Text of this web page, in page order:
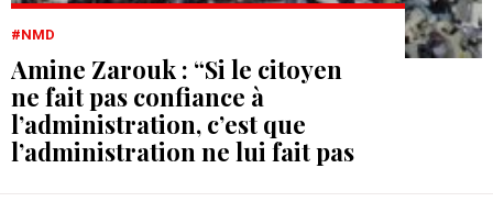
#NMD
Amine Zarouk : “Si le citoyen
ne fait pas confiance à
l’administration, c’est que
l’administration ne lui fait pas